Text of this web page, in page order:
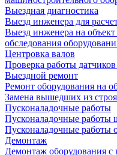
Выездная диагностика
Выезд инженера для
Выезд инженера на объект
обследования
Центровка валов
Проверка работы
Выездной ремонт
Ремонт оборудования на
Замена вышедших из строя
Пусконаладочные работы
Пусконаладочные работы
Пусконаладочные работы
Демонтаж
Демонтаж оборудования